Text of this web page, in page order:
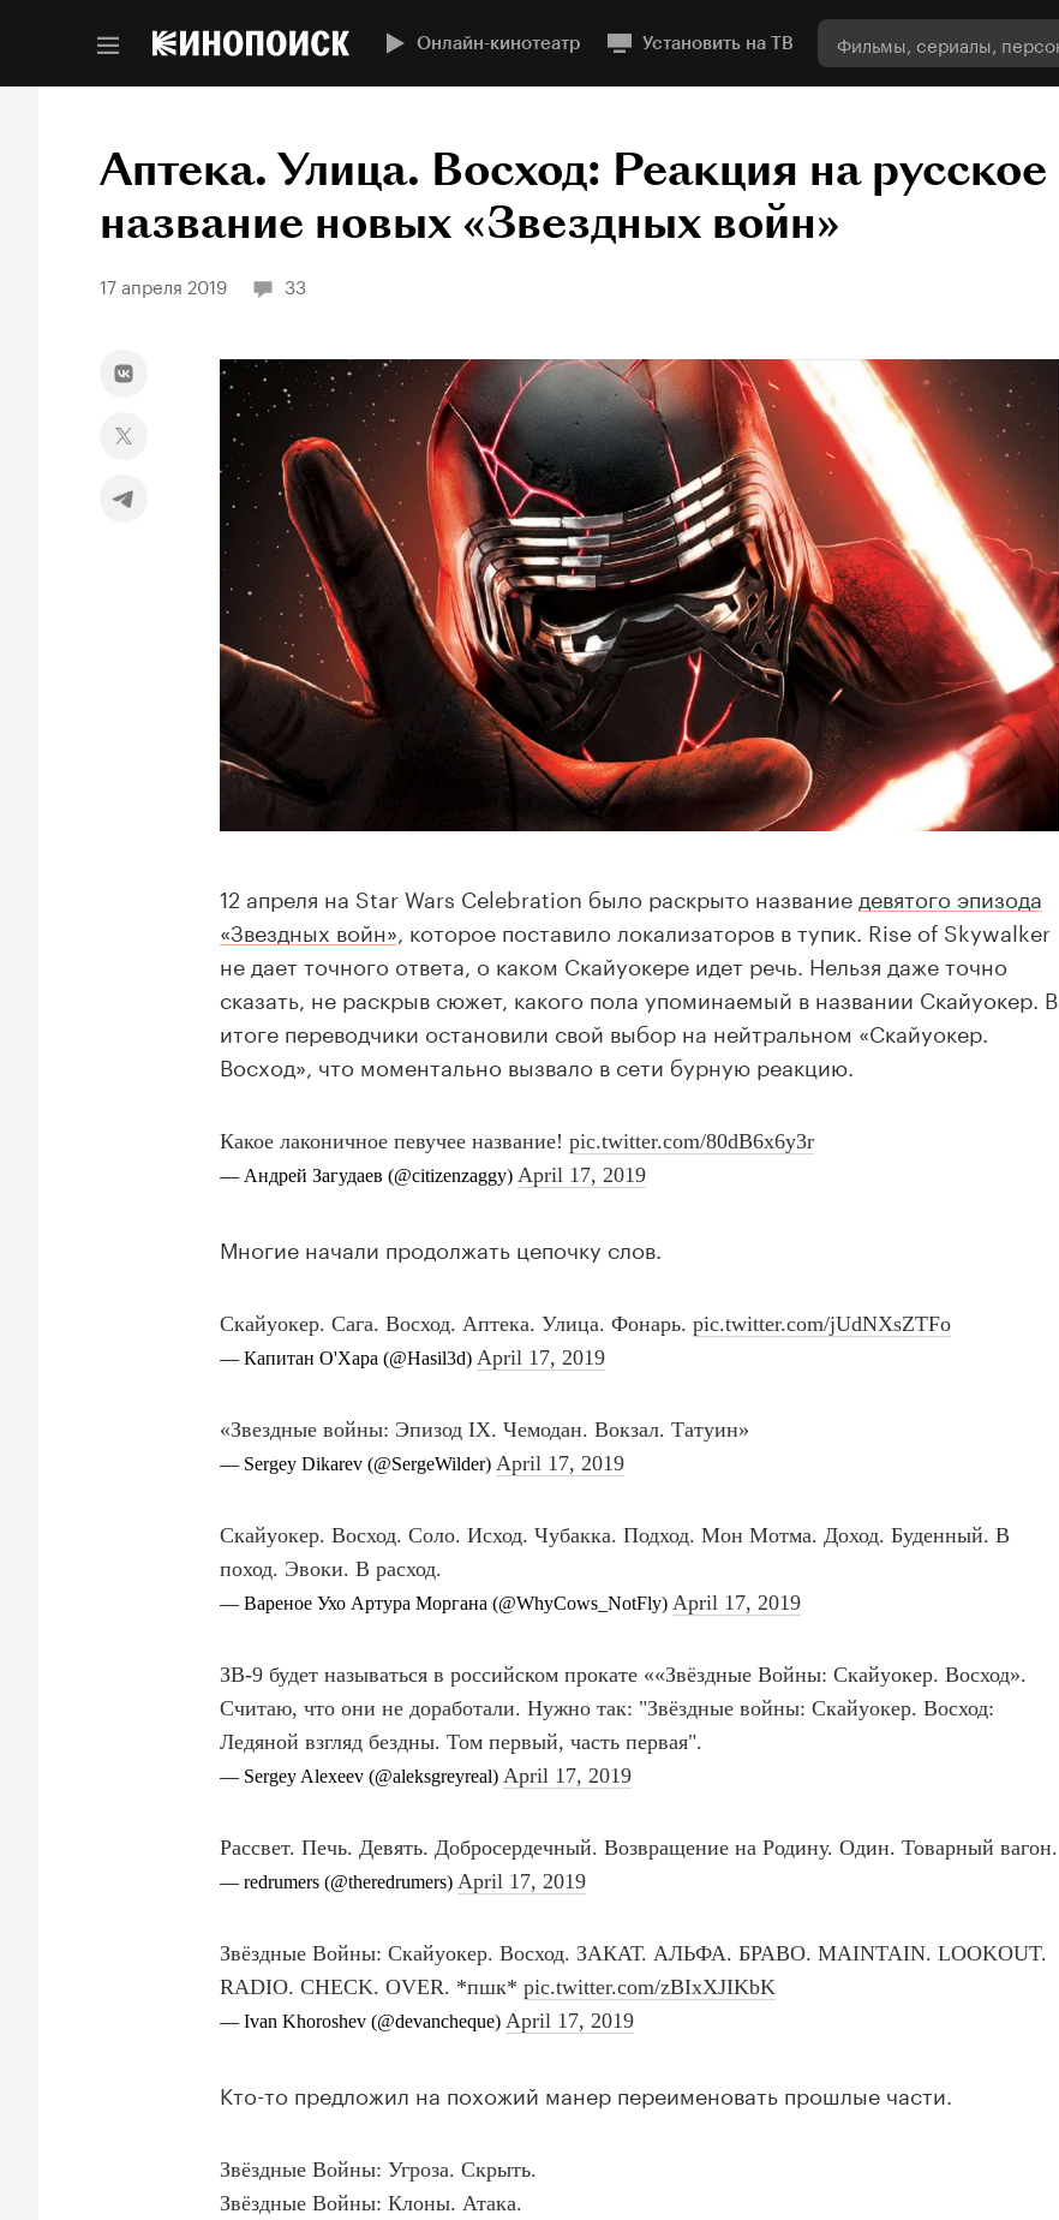
Онлайн-кинотеатр Установить на ТВ
Аптека. Улица. Восход: Реакция на русское
название новых «Звездных войн»
17 апреля 2019 33
12 апреля на Star Wars Celebration было раскрыто название девятого эпизода
«Звездных войн» , которое поставило локализаторов в тупик. Rise of Skywalker
не дает точного ответа, о каком Скайуокере идет речь. Нельзя даже точно
сказать, не раскрыв сюжет, какого пола упоминаемый в названии Скайуокер. В
итоге переводчики остановили свой выбор на нейтральном «Скайуокер.
Восход», что моментально вызвало в сети бурную реакцию.
Многие начали продолжать цепочку слов.
Кто-то предложил на похожий манер переименовать прошлые части.